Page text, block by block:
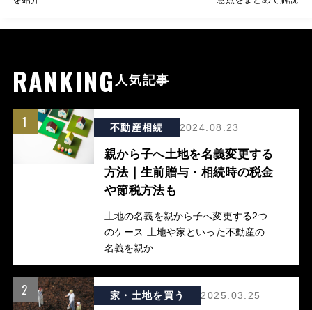
RANKING 人気記事
1 不動産相続 2024.08.23
親から子へ土地を名義変更する
方法｜生前贈与・相続時の税金
や節税方法も
土地の名義を親から子へ変更する2つ
のケース 土地や家といった不動産の
名義を親か
2 家・土地を買う 2025.03.25